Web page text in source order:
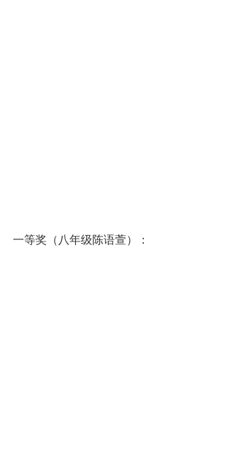
一等奖（八年级陈语萱）：